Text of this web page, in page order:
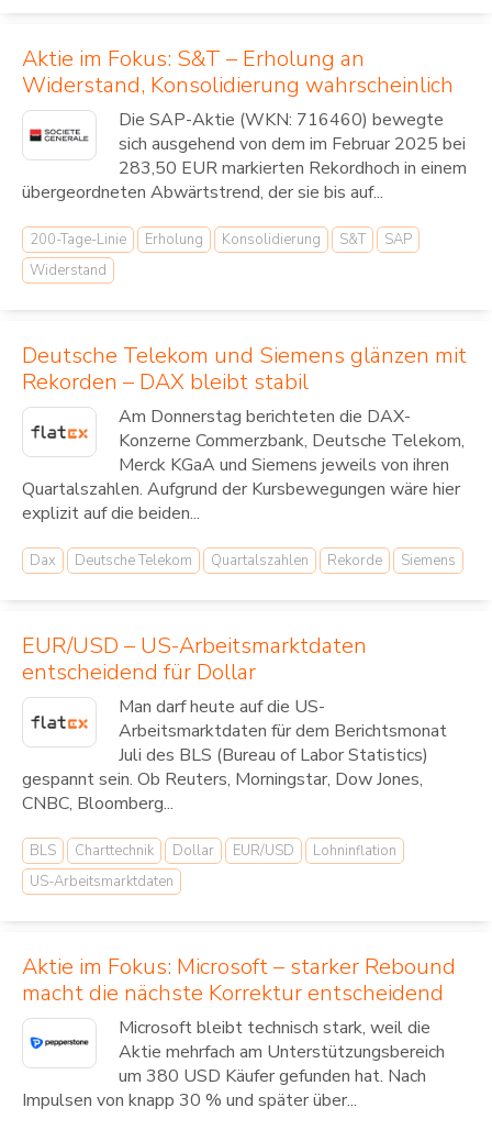
Aktie im Fokus: S&T – Erholung an
Widerstand, Konsolidierung wahrscheinlich
Die SAP-Aktie (WKN: 716460) bewegte
sich ausgehend von dem im Februar 2025 bei
283,50 EUR markierten Rekordhoch in einem
übergeordneten Abwärtstrend, der sie bis auf...
200-Tage-Linie Erholung Konsolidierung S&T
SAP
Widerstand
Deutsche Telekom und Siemens glänzen mit
Rekorden – DAX bleibt stabil
Am Donnerstag berichteten die DAX-
Konzerne Commerzbank, Deutsche Telekom,
Merck KGaA und Siemens jeweils von ihren
Quartalszahlen. Aufgrund der Kursbewegungen wäre hier
explizit auf die beiden...
Dax Deutsche Telekom Quartalszahlen Rekorde Siemens
EUR/USD – US-Arbeitsmarktdaten
entscheidend für Dollar
Man darf heute auf die US-
Arbeitsmarktdaten für dem Berichtsmonat
Juli des BLS (Bureau of Labor Statistics)
gespannt sein. Ob Reuters, Morningstar, Dow Jones,
CNBC, Bloomberg...
BLS Charttechnik Dollar EUR/USD
Lohninflation
US-Arbeitsmarktdaten
Aktie im Fokus: Microsoft – starker Rebound
macht die nächste Korrektur entscheidend
Microsoft bleibt technisch stark, weil die
Aktie mehrfach am Unterstützungsbereich
um 380 USD Käufer gefunden hat. Nach
Impulsen von knapp 30 % und später über...